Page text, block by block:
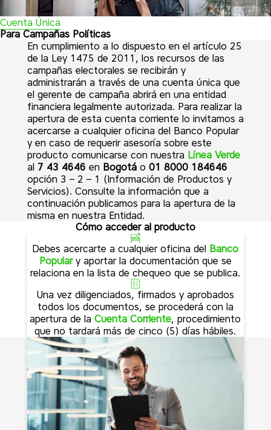
Cuenta Única
Para Campañas Políticas
En cumplimiento a lo dispuesto en el artículo 25
de la Ley 1475 de 2011, los recursos de las
campañas electorales se recibirán y
administrarán a través de una cuenta única que
el gerente de campaña abrirá en una entidad
financiera legalmente autorizada. Para realizar la
apertura de esta cuenta corriente lo invitamos a
acercarse a cualquier oficina del Banco Popular
y en caso de requerir asesoría sobre este
producto comunicarse con nuestra Línea Verde
al 7 43 4646 en Bogotá o 01 8000 184646
opción 3 – 2 – 1 (Información de Productos y
Servicios). Consulte la información que a
continuación publicamos para la apertura de la
misma en nuestra Entidad.
Cómo acceder al producto
Debes acercarte a cualquier oficina del Banco
Popular y aportar la documentación que se
relaciona en la lista de chequeo que se publica.
Una vez diligenciados, firmados y aprobados
todos los documentos, se procederá con la
apertura de laCuenta Corriente, procedimiento
que no tardará más de cinco (5) días hábiles.